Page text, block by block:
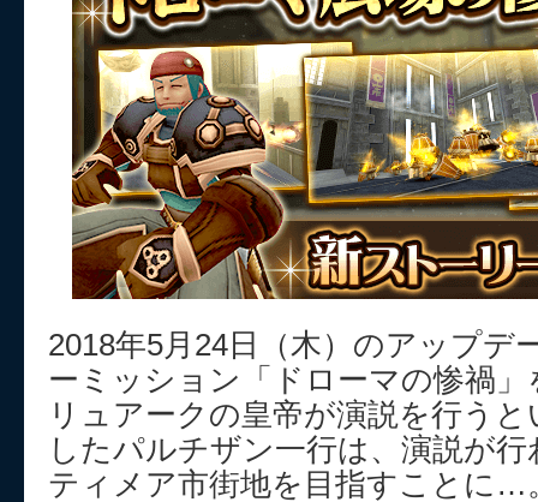
2018年5月24日（木）のアップデ
ーミッション「ドローマの惨禍
リュアークの皇帝が演説を行う
したパルチザン一行は、演説が
ティメア市街地を目指すことに…